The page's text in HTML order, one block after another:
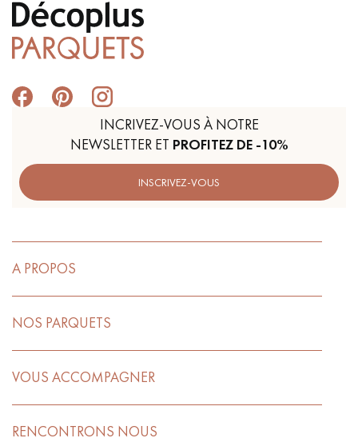
INCRIVEZ-VOUS À NOTRE
NEWSLETTER ET PROFITEZ DE -10%
INSCRIVEZ-VOUS
A PROPOS
NOS PARQUETS
VOUS ACCOMPAGNER
RENCONTRONS NOUS